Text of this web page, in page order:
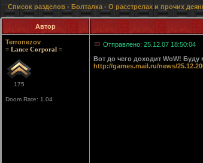
Список разделов - Болталка - О расстрелах и прочих
Автор
Terronezov
= Lance Corporal =
175
Doom Rate: 1.04
Отправлено: 25.12.07 18:50:04
Вот до чего доходит WoW!
http://games.mail.ru/news/